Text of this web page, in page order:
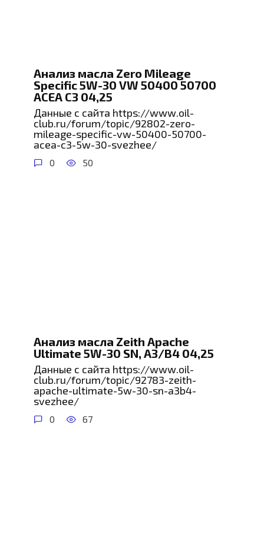
Анализ масла Zero Mileage
Specific 5W-30 VW 50400 50700
ACEA C3 04,25
Данные с сайта https://www.oil-
club.ru/forum/topic/92802-zero-
mileage-specific-vw-50400-50700-
acea-c3-5w-30-svezhee/
0 50
Анализ масла Zeith Apache
Ultimate 5W-30 SN, A3/B4 04,25
Данные с сайта https://www.oil-
club.ru/forum/topic/92783-zeith-
apache-ultimate-5w-30-sn-a3b4-
svezhee/
0 67